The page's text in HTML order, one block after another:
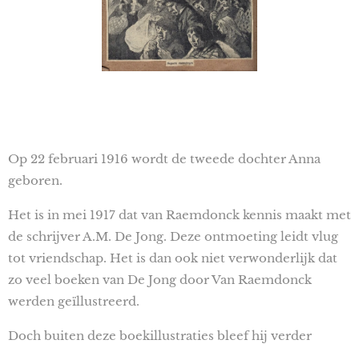
Op 22 februari 1916 wordt de tweede dochter Anna
geboren.
Het is in mei 1917 dat van Raemdonck kennis maakt met
de schrijver A.M. De Jong. Deze ontmoeting leidt vlug
tot vriendschap. Het is dan ook niet verwonderlijk dat
zo veel boeken van De Jong door Van Raemdonck
werden geïllustreerd.
Doch buiten deze boekillustraties bleef hij verder